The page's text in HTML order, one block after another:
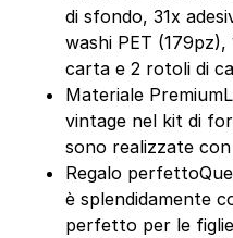
di sfondo, 31x
washi PET
carta e 2 rotoli di
Materiale
vintage nel kit di
sono realizzate
Regalo
è splendidamente
perfetto per le